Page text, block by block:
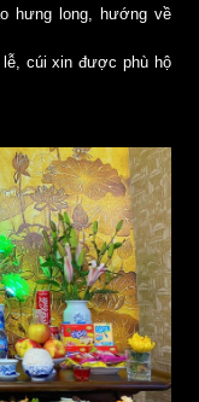
hưng long, hướng về
cúi xin được phù hộ